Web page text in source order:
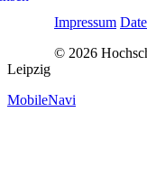
Impressum
© 2026
Leipzig
MobileNavi